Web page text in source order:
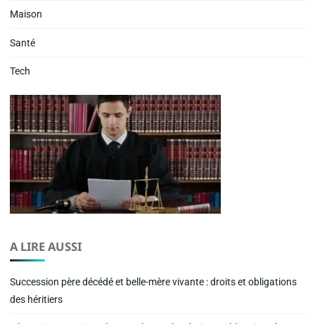
Maison
Santé
Tech
A LIRE AUSSI
Succession père décédé et belle-mère vivante : droits et obligations
des héritiers